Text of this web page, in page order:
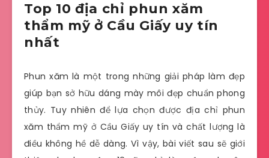
Top 10 địa chỉ phun xăm
thẩm mỹ ở Cầu Giấy uy tín
nhất
Phun xăm là một trong những giải pháp làm đẹp
giúp bạn sở hữu dáng mày môi đẹp chuẩn phong
thủy. Tuy nhiên để lựa chọn được địa chỉ phun
xăm thẩm mỹ ở Cầu Giấy uy tín và chất lượng là
điều không hề dễ dàng. Vì vậy, bài viết sau sẽ giới